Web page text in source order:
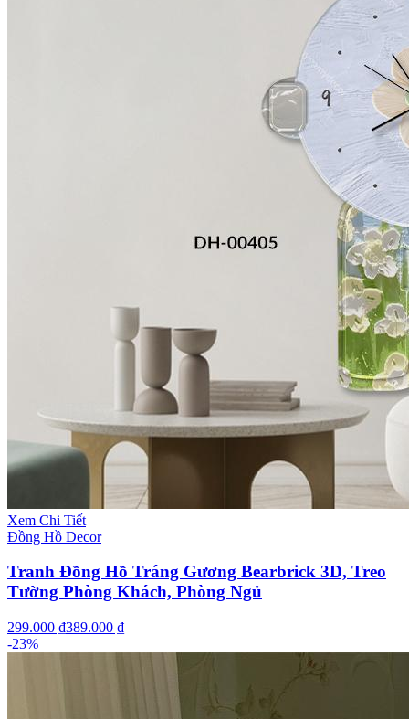
Xem Chi Tiết
Đồng Hồ Decor
Tranh Đồng Hồ Tráng Gương Bearbrick 3D, Treo
Tường Phòng Khách, Phòng Ngủ
299.000 ₫389.000 ₫
-23%